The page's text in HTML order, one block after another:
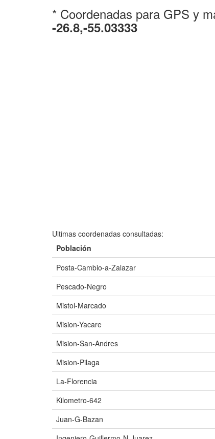
* Coordenadas para GPS y
-26.8,-55.03333
Ultimas coordenadas consultadas:
Población
Posta-Cambio-a-Zalazar
Pescado-Negro
Mistol-Marcado
Mision-Yacare
Mision-San-Andres
Mision-Pilaga
La-Florencia
Kilometro-642
Juan-G-Bazan